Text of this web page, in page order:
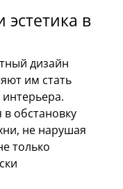
в
дизайн
им стать
обстановку
не нарушая
только